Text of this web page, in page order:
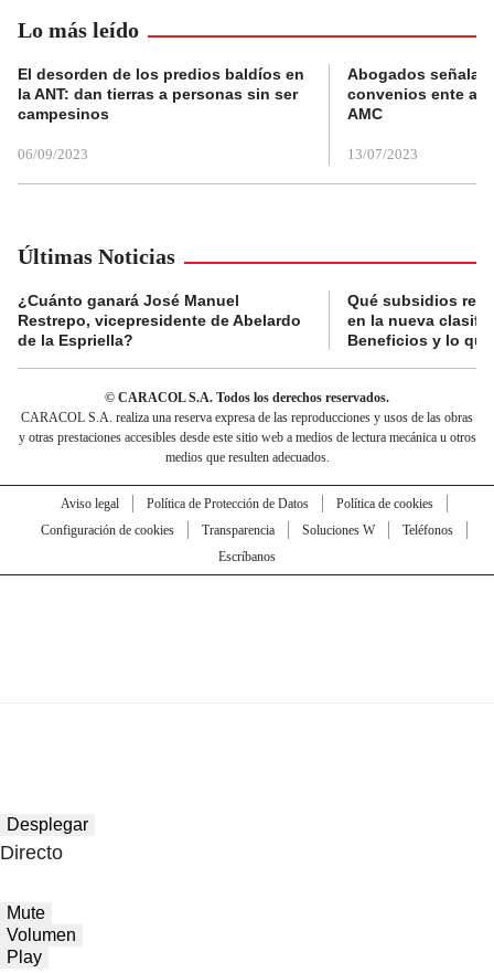
Lo más leído
El desorden de los predios baldíos en
la ANT: dan tierras a personas sin ser
campesinos
06/09/2023
Abogados
convenios ente
AMC
13/07/2023
Últimas Noticias
¿Cuánto ganará José Manuel
Restrepo, vicepresidente de Abelardo
de la Espriella?
Qué subsidios
en la nueva
Beneficios y lo
© CARACOL S.A. Todos los derechos reservados.
CARACOL S.A. realiza una reserva expresa de las reproducciones y usos de las obras
y otras prestaciones accesibles desde este sitio web a medios de lectura mecánica u otros
medios que resulten adecuados.
Aviso legal Política de Protección de Datos
Política de cookies
Configuración de cookies
Transparencia Soluciones W
Teléfonos
Escríbanos
Desplegar
Directo
Mute
Volumen
Play